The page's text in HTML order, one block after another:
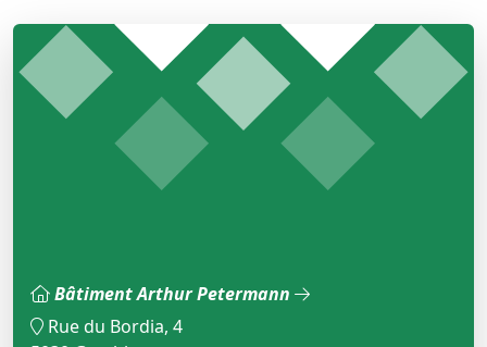
Bâtiment Arthur Petermann
Rue du Bordia, 4